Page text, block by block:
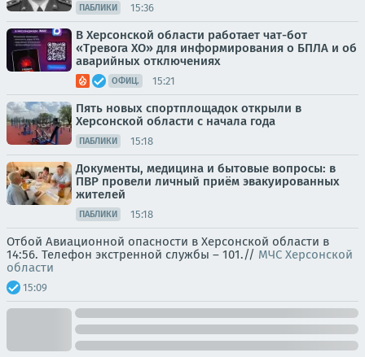
ПАБЛИКИ 15:36
В Херсонской области работает чат-бот
«Тревога ХО» для информирования о БПЛА и об
аварийных отключениях
ОФИЦ. 15:21
Пять новых спортплощадок открыли в
Херсонской области с начала года
ПАБЛИКИ 15:18
Документы, медицина и бытовые вопросы: в
ПВР провели личный приём эвакуированных
жителей
ПАБЛИКИ 15:18
Отбой Авиационной опасности в Херсонской области в
14:56. Телефон экстренной службы – 101.// МЧС Херсонской
области
15:09